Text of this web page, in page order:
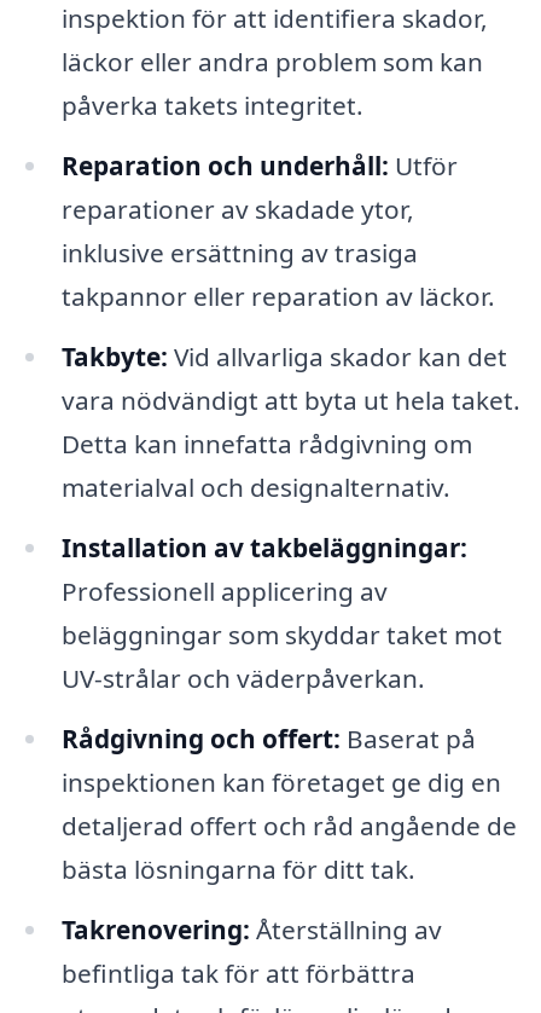
inspektion för att identifiera skador,
läckor eller andra problem som kan
påverka takets integritet.
Reparation och underhåll: Utför
reparationer av skadade ytor,
inklusive ersättning av trasiga
takpannor eller reparation av läckor.
Takbyte: Vid allvarliga skador kan det
vara nödvändigt att byta ut hela taket.
Detta kan innefatta rådgivning om
materialval och designalternativ.
Installation av takbeläggningar:
Professionell applicering av
beläggningar som skyddar taket mot
UV-strålar och väderpåverkan.
Rådgivning och offert: Baserat på
inspektionen kan företaget ge dig en
detaljerad offert och råd angående de
bästa lösningarna för ditt tak.
Takrenovering: Återställning av
befintliga tak för att förbättra